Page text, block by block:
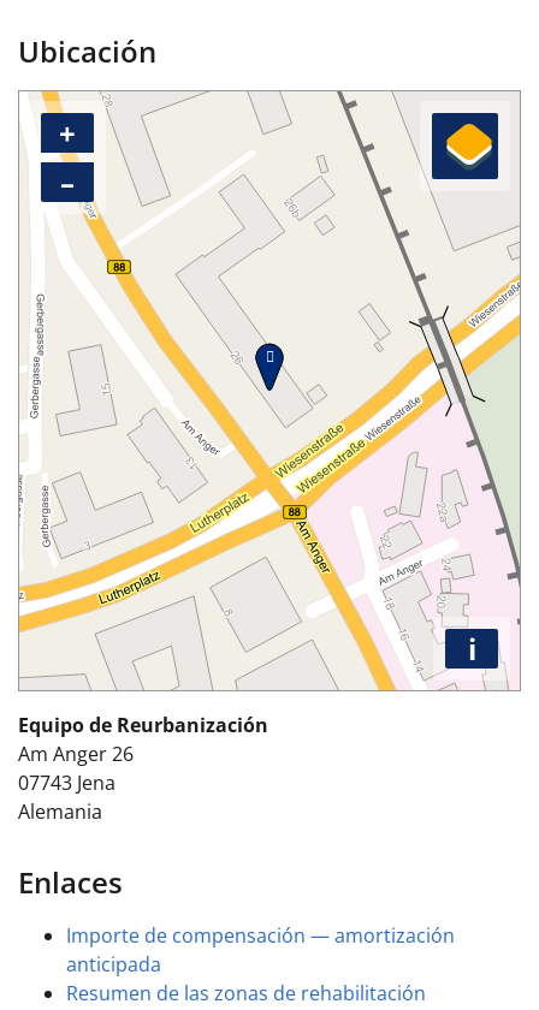
Ubicación
+
–
i
Equipo de Reurbanización
Am Anger 26
07743 Jena
Alemania
Enlaces
Importe de compensación — amortización
anticipada
Resumen de las zonas de rehabilitación